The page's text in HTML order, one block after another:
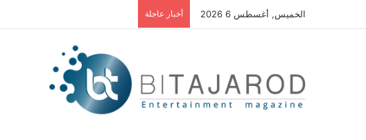
الخميس, أغسطس 6 2026 أخبار عاجلة